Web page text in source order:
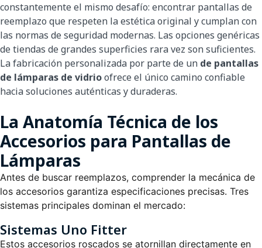
constantemente el mismo desafío: encontrar pantallas de
reemplazo que respeten la estética original y cumplan con
las normas de seguridad modernas. Las opciones genéricas
de tiendas de grandes superficies rara vez son suficientes.
La fabricación personalizada por parte de un de pantallas
de lámparas de vidrioofrece el único camino confiable
hacia soluciones auténticas y duraderas.
La Anatomía Técnica de los
Accesorios para Pantallas de
Lámparas
Antes de buscar reemplazos, comprender la mecánica de
los accesorios garantiza especificaciones precisas. Tres
sistemas principales dominan el mercado:
Sistemas Uno Fitter
Estos accesorios roscados se atornillan directamente en